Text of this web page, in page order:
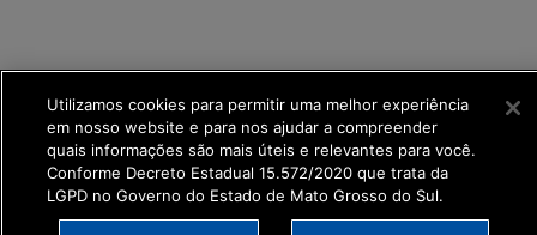
get_footer();
Utilizamos cookies para permitir uma melhor experiência
em nosso website e para nos ajudar a compreender
quais informações são mais úteis e relevantes para você.
Conforme Decreto Estadual 15.572/2020 que trata da
LGPD no Governo do Estado de Mato Grosso do Sul.